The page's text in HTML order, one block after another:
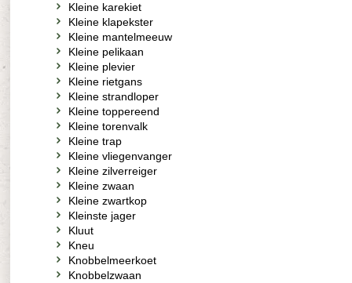
Kleine karekiet
Kleine klapekster
Kleine mantelmeeuw
Kleine pelikaan
Kleine plevier
Kleine rietgans
Kleine strandloper
Kleine toppereend
Kleine torenvalk
Kleine trap
Kleine vliegenvanger
Kleine zilverreiger
Kleine zwaan
Kleine zwartkop
Kleinste jager
Kluut
Kneu
Knobbelmeerkoet
Knobbelzwaan